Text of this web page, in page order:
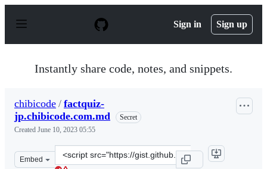
p
Sign in Sign up
Instantly share code, notes, and snippets.
chibicode / factquiz-
jp.chibicode.com.md
Secret
Created June 10, 2023 05:55
Embed
Clone
this